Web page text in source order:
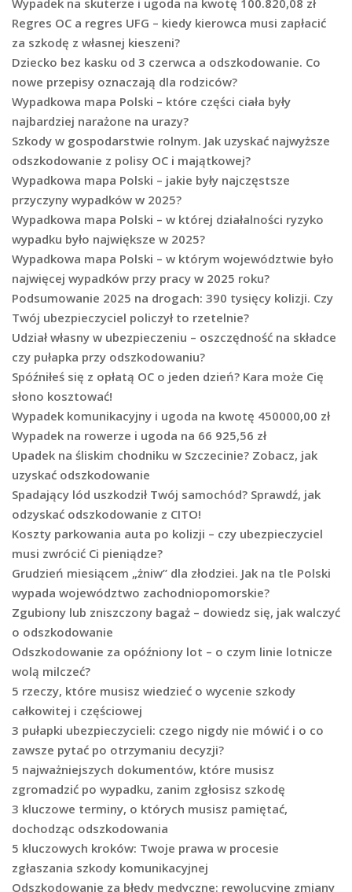
Wypadek na skuterze i ugoda na kwotę 100.820,08 zł
Regres OC a regres UFG – kiedy kierowca musi zapłacić
za szkodę z własnej kieszeni?
Dziecko bez kasku od 3 czerwca a odszkodowanie. Co
nowe przepisy oznaczają dla rodziców?
Wypadkowa mapa Polski – które części ciała były
najbardziej narażone na urazy?
Szkody w gospodarstwie rolnym. Jak uzyskać najwyższe
odszkodowanie z polisy OC i majątkowej?
Wypadkowa mapa Polski – jakie były najczęstsze
przyczyny wypadków w 2025?
Wypadkowa mapa Polski – w której działalności ryzyko
wypadku było największe w 2025?
Wypadkowa mapa Polski – w którym województwie było
najwięcej wypadków przy pracy w 2025 roku?
Podsumowanie 2025 na drogach: 390 tysięcy kolizji. Czy
Twój ubezpieczyciel policzył to rzetelnie?
Udział własny w ubezpieczeniu – oszczędność na składce
czy pułapka przy odszkodowaniu?
Spóźniłeś się z opłatą OC o jeden dzień? Kara może Cię
słono kosztować!
Wypadek komunikacyjny i ugoda na kwotę 450000,00 zł
Wypadek na rowerze i ugoda na 66 925,56 zł
Upadek na śliskim chodniku w Szczecinie? Zobacz, jak
uzyskać odszkodowanie
Spadający lód uszkodził Twój samochód? Sprawdź, jak
odzyskać odszkodowanie z CITO!
Koszty parkowania auta po kolizji – czy ubezpieczyciel
musi zwrócić Ci pieniądze?
Grudzień miesiącem „żniw” dla złodziei. Jak na tle Polski
wypada województwo zachodniopomorskie?
Zgubiony lub zniszczony bagaż – dowiedz się, jak walczyć
o odszkodowanie
Odszkodowanie za opóźniony lot – o czym linie lotnicze
wolą milczeć?
5 rzeczy, które musisz wiedzieć o wycenie szkody
całkowitej i częściowej
3 pułapki ubezpieczycieli: czego nigdy nie mówić i o co
zawsze pytać po otrzymaniu decyzji?
5 najważniejszych dokumentów, które musisz
zgromadzić po wypadku, zanim zgłosisz szkodę
3 kluczowe terminy, o których musisz pamiętać,
dochodząc odszkodowania
5 kluczowych kroków: Twoje prawa w procesie
zgłaszania szkody komunikacyjnej
Odszkodowanie za błędy medyczne: rewolucyjne zmiany